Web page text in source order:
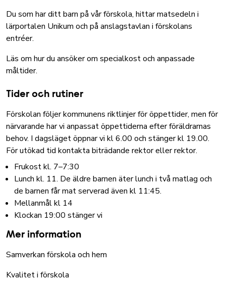
Du som har ditt barn på vår förskola, hittar matsedeln i
lärportalen Unikum och på anslagstavlan i förskolans
entréer.
Läs om hur du ansöker om specialkost och anpassade
måltider.
Tider och rutiner
Förskolan följer kommunens riktlinjer för öppettider, men för
närvarande har vi anpassat öppettiderna efter föräldrarnas
behov. I dagsläget öppnar vi kl 6.00 och stänger kl 19.00.
För utökad tid kontakta biträdande rektor eller rektor.
Frukost kl. 7–7:30
Lunch kl. 11. De äldre barnen äter lunch i två matlag och
de barnen får mat serverad även kl 11:45.
Mellanmål kl 14
Klockan 19:00 stänger vi
Mer information
Samverkan förskola och hem
Kvalitet i förskola